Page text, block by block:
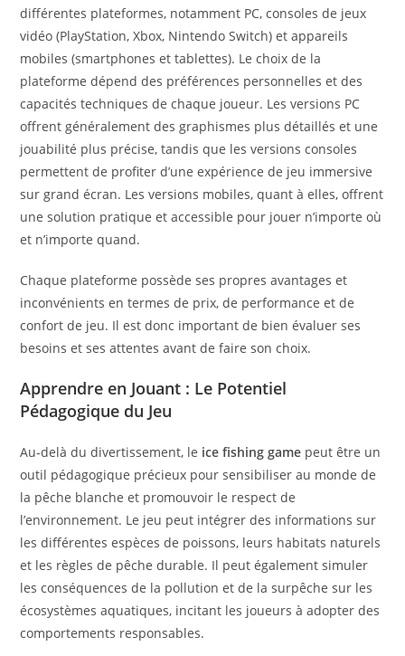
différentes plateformes, notamment PC, consoles de jeux
vidéo (PlayStation, Xbox, Nintendo Switch) et appareils
mobiles (smartphones et tablettes). Le choix de la
plateforme dépend des préférences personnelles et des
capacités techniques de chaque joueur. Les versions PC
offrent généralement des graphismes plus détaillés et une
jouabilité plus précise, tandis que les versions consoles
permettent de profiter d’une expérience de jeu immersive
sur grand écran. Les versions mobiles, quant à elles, offrent
une solution pratique et accessible pour jouer n’importe où
et n’importe quand.
Chaque plateforme possède ses propres avantages et
inconvénients en termes de prix, de performance et de
confort de jeu. Il est donc important de bien évaluer ses
besoins et ses attentes avant de faire son choix.
Apprendre en Jouant : Le Potentiel
Pédagogique du Jeu
Au-delà du divertissement, le ice fishing game peut être un
outil pédagogique précieux pour sensibiliser au monde de
la pêche blanche et promouvoir le respect de
l’environnement. Le jeu peut intégrer des informations sur
les différentes espèces de poissons, leurs habitats naturels
et les règles de pêche durable. Il peut également simuler
les conséquences de la pollution et de la surpêche sur les
écosystèmes aquatiques, incitant les joueurs à adopter des
comportements responsables.